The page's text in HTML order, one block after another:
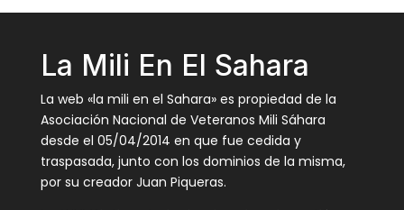
La Mili En El Sahara
La web «la mili en el Sahara» es propiedad de la
Asociación Nacional de Veteranos Mili Sáhara
desde el 05/04/2014 en que fue cedida y
traspasada, junto con los dominios de la misma,
por su creador Juan Piqueras.